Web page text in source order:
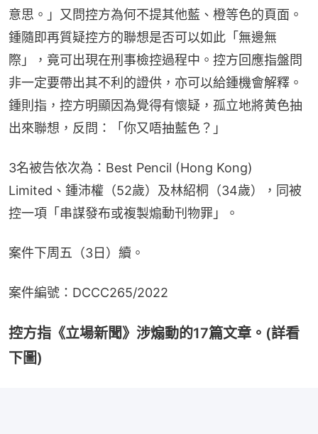
意思。」又問控方為何不提其他藍、橙等色的頁面。
鍾隨即再質疑控方的聯想是否可以如此「無邊無
際」，竟可出現在刑事檢控過程中。控方回應指盤問
非一定要帶出其不利的證供，亦可以給鍾機會解釋。
鍾則指，控方明顯因為覺得有懷疑，孤立地將黄色抽
出來聯想，反問：「你又唔抽藍色？」
3名被告依次為：Best Pencil (Hong Kong)
Limited、鍾沛權（52歲）及林紹桐（34歲），同被
控一項「串謀發布或複製煽動刊物罪」。
案件下周五（3日）續。
案件編號：DCCC265/2022
控方指《立場新聞》涉煽動的17篇文章。(詳看
下圖)